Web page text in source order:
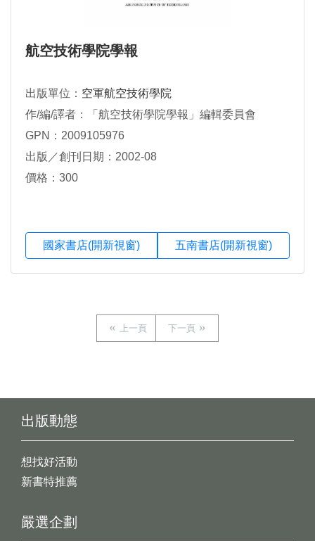
航空技術學院學報
出版單位： 空軍航空技術學院
作/編/譯者：「航空技術學院學報」編輯委員會
GPN：2009105976
出版／創刊日期：2002-08
價格：300
國家書店(開新視窗) 五南書店(開新視窗)
上一頁 下一頁
出版動態
想找好活動
新書特推薦
嚴選企劃